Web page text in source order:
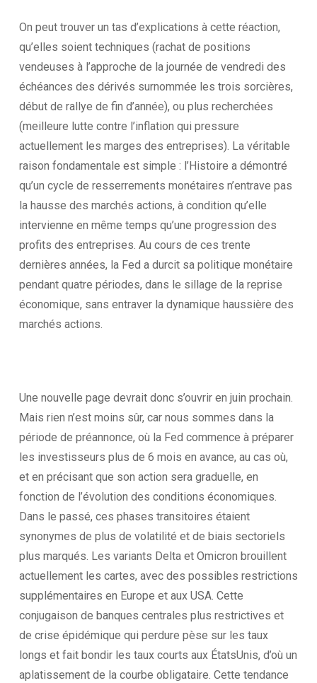
On peut trouver un tas d’explications à cette réaction,
qu’elles soient techniques (rachat de positions
vendeuses à l’approche de la journée de vendredi des
échéances des dérivés surnommée les trois sorcières,
début de rallye de fin d’année), ou plus recherchées
(meilleure lutte contre l’inflation qui pressure
actuellement les marges des entreprises). La véritable
raison fondamentale est simple : l’Histoire a démontré
qu’un cycle de resserrements monétaires n’entrave pas
la hausse des marchés actions, à condition qu’elle
intervienne en même temps qu’une progression des
profits des entreprises. Au cours de ces trente
dernières années, la Fed a durcit sa politique monétaire
pendant quatre périodes, dans le sillage de la reprise
économique, sans entraver la dynamique haussière des
marchés actions.
Une nouvelle page devrait donc s’ouvrir en juin prochain.
Mais rien n’est moins sûr, car nous sommes dans la
période de préannonce, où la Fed commence à préparer
les investisseurs plus de 6 mois en avance, au cas où,
et en précisant que son action sera graduelle, en
fonction de l’évolution des conditions économiques.
Dans le passé, ces phases transitoires étaient
synonymes de plus de volatilité et de biais sectoriels
plus marqués. Les variants Delta et Omicron brouillent
actuellement les cartes, avec des possibles restrictions
supplémentaires en Europe et aux USA. Cette
conjugaison de banques centrales plus restrictives et
de crise épidémique qui perdure pèse sur les taux
longs et fait bondir les taux courts aux ÉtatsUnis, d’où un
aplatissement de la courbe obligataire. Cette tendance